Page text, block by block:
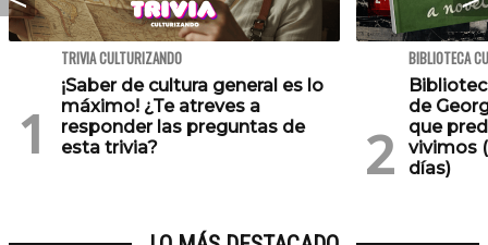
TRIVIA CULTURIZANDO
¡Saber de cultura general es lo
máximo! ¿Te atreves a
responder las preguntas de
esta trivia?
BIBLIOTECA
de
que
vivimos
días)